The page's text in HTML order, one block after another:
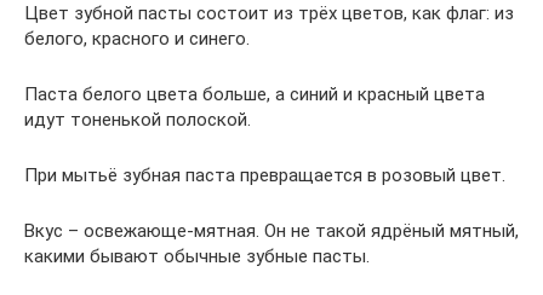
Цвет зубной пасты состоит из трёх цветов, как флаг: из
белого, красного и синего.
Паста белого цвета больше, а синий и красный цвета
идут тоненькой полоской.
При мытьё зубная паста превращается в розовый цвет.
Вкус – освежающе-мятная. Он не такой ядрёный мятный,
какими бывают обычные зубные пасты.